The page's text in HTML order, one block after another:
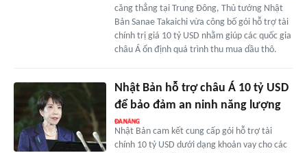
căng thẳng tại Trung Đông, Thủ tướng Nhật
Bản Sanae Takaichi vừa công bố gói hỗ trợ tài
chính trị giá 10 tỷ USD nhằm giúp các quốc gia
châu Á ổn định quá trình thu mua dầu thô.
Nhật Bản hỗ trợ châu Á 10 tỷ USD
để bảo đảm an ninh năng lượng
Nhật Bản cam kết cung cấp gói hỗ trợ tài
chính 10 tỷ USD dưới dạng khoản vay cho các